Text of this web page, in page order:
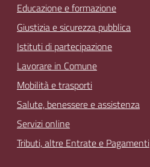
Educazione e formazione
Giustizia e sicurezza pubblica
Istituti di partecipazione
Lavorare in Comune
Mobilità e trasporti
Salute, benessere e assistenza
Servizi online
Tributi, altre Entrate e Pagamenti